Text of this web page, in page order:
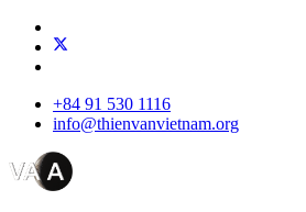
+84 91 530 1116
info@thienvanvietnam.org